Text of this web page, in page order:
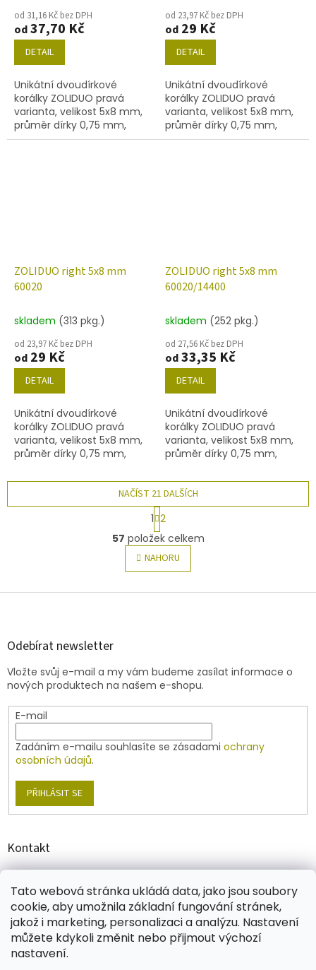
Tato webová stránka ukládá data, jako jsou soubory
cookie, aby umožnila základní fungování stránek,
jakož i marketing, personalizaci a analýzu. Nastavení
můžete kdykoli změnit nebo přijmout výchozí
nastavení.
od 31,16 Kč bez DPH
od37,70 Kč
DETAIL
Unikátní dvoudírkové
korálky ZOLIDUO pravá
varianta, velikost 5x8 mm,
průměr dírky 0,75 mm,
obsah balení 20 ks nebo
od 23,97 Kč bez DPH
od 29 Kč
DETAIL
Unikátní dvoudírkové
korálky ZOLIDUO pravá
varianta, velikost 5x8 mm,
průměr dírky 0,75 mm,
obsah balení 20 ks nebo
ZOLIDUO right 5x8 mm
60020
skladem (313 pkg.)
od 23,97 Kč bez DPH
od 29 Kč
DETAIL
Unikátní dvoudírkové
korálky ZOLIDUO pravá
varianta, velikost 5x8 mm,
průměr dírky 0,75 mm,
níže uvedené. Barva
ZOLIDUO right 5x8 mm
60020/14400
skladem (252 pkg.)
od 27,56 Kč bez DPH
od33,35 Kč
DETAIL
Unikátní dvoudírkové
korálky ZOLIDUO pravá
varianta, velikost 5x8 mm,
průměr dírky 0,75 mm,
níže uvedené. Barva
akvamarín s dekorem
14400
O
v
l
á
a
v
k
y
v
ý
i
NAČÍST 21 DALŠÍCH
S
t
r
á
n
k
v
1 2
57 položek celkem
NAHORU
Z
Odebírat newsletter
Vložte svůj e-mail a my vám budeme zasílat informace o
nových produktech na našem e-shopu.
E-mail
Zadáním e-mailu souhlasíte se zásadami ochrany
osobních údajů.
PŘIHLÁSIT SE
Kontakt
+420 774 431 432